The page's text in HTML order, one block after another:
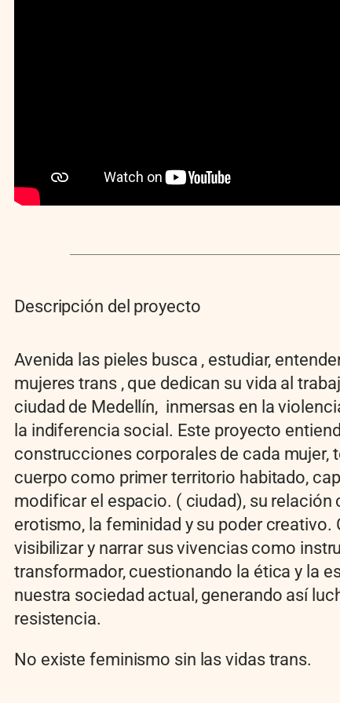
Descripción del proyecto
Avenida las pieles busca , estudiar,
mujeres trans , que dedican su vida al
ciudad de Medellín, inmersas en la
la indiferencia social. Este proyecto
construcciones corporales de cada mujer,
cuerpo como primer territorio habitado,
modificar el espacio. ( ciudad), su relación
erotismo, la feminidad y su poder creativo.
visibilizar y narrar sus vivencias como
transformador, cuestionando la ética y la
nuestra sociedad actual, generando así
resistencia.
No existe feminismo sin las vidas trans.